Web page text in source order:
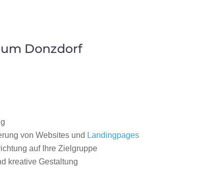
Donzdorf
von Websites und Landingpages
auf Ihre Zielgruppe
kreative Gestaltung